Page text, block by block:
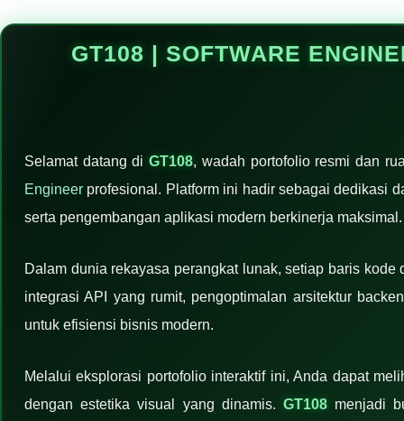
GT108 | SOFTWARE
Selamat datang diGT108, wadah portofolio resmi dan
Engineer profesional. Platform ini hadir sebagai dedikasi
serta pengembangan aplikasi modern berkinerja maksimal.
Dalam dunia rekayasa perangkat lunak, setiap baris
integrasi API yang rumit, pengoptimalan arsitektur
untuk efisiensi bisnis modern.
Melalui eksplorasi portofolio interaktif ini, Anda dapat
dengan estetika visual yang dinamis. GT108menjadi